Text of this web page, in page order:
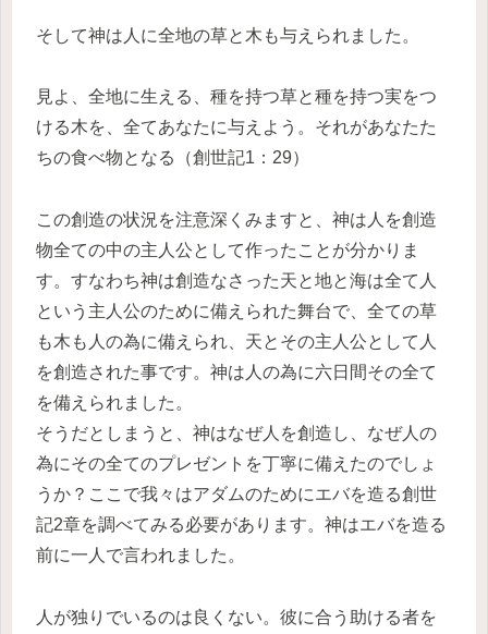
そして神は人に全地の草と木も与えられました。
見よ、全地に生える、種を持つ草と種を持つ実をつ
ける木を、全てあなたに与えよう。それがあなたた
ちの食べ物となる（創世記1：29）
この創造の状況を注意深くみますと、神は人を創造
物全ての中の主人公として作ったことが分かりま
す。すなわち神は創造なさった天と地と海は全て人
という主人公のために備えられた舞台で、全ての草
も木も人の為に備えられ、天とその主人公として人
を創造された事です。神は人の為に六日間その全て
を備えられました。
そうだとしまうと、神はなぜ人を創造し、なぜ人の
為にその全てのプレゼントを丁寧に備えたのでしょ
うか？ここで我々はアダムのためにエバを造る創世
記2章を調べてみる必要があります。神はエバを造る
前に一人で言われました。
人が独りでいるのは良くない。彼に合う助ける者を